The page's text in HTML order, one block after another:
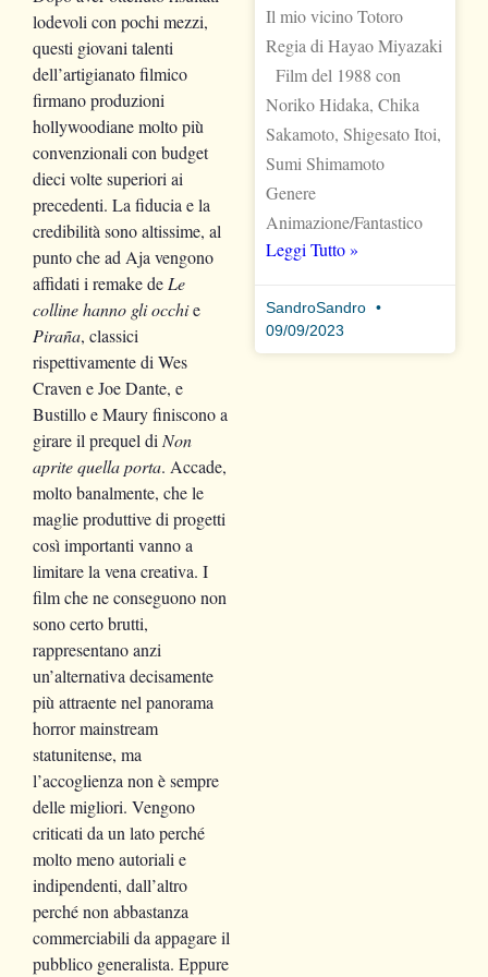
lodevoli con pochi mezzi,
questi giovani talenti
dell’artigianato filmico
firmano produzioni
hollywoodiane molto più
convenzionali con budget
dieci volte superiori ai
precedenti. La fiducia e la
credibilità sono altissime, al
punto che ad Aja vengono
affidati i remake de Le
colline hanno gli occhie
Piraña, classici
rispettivamente di Wes
Craven e Joe Dante, e
Bustillo e Maury finiscono a
girare il prequel di Non
aprite quella porta. Accade,
molto banalmente, che le
maglie produttive di progetti
così importanti vanno a
limitare la vena creativa. I
film che ne conseguono non
sono certo brutti,
rappresentano anzi
un’alternativa decisamente
più attraente nel panorama
horror mainstream
statunitense, ma
l’accoglienza non è sempre
delle migliori. Vengono
criticati da un lato perché
molto meno autoriali e
indipendenti, dall’altro
perché non abbastanza
commerciabili da appagare il
pubblico generalista. Eppure
Il mio vicino Totoro
Regia di Hayao Miyazaki
Film del 1988 con
Noriko Hidaka, Chika
Sakamoto, Shigesato Itoi,
Sumi Shimamoto
Genere
Animazione/Fantastico
Leggi Tutto »
SandroSandro
09/09/2023